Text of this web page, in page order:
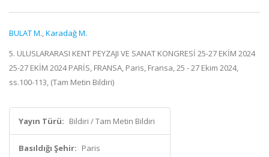
BULAT M.,Karadağ M.
5. ULUSLARARASI KENT PEYZAJI VE SANAT KONGRESİ 25-27 EKİM 2024
25-27 EKİM 2024 PARİS, FRANSA, Paris, Fransa, 25 - 27 Ekim 2024,
ss.100-113, (Tam Metin Bildiri)
Yayın Türü: Bildiri / Tam Metin Bildiri
Basıldığı Şehir: Paris